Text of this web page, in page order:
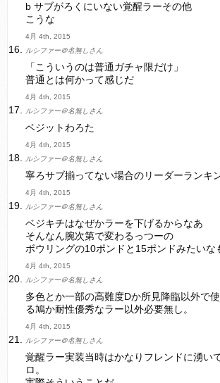
b サブがろくにいない覚醒ラーその他
こうな
4月 4th, 2015
ルシファー＠名無しさん
「こういうのは普通ガチャ限だけ」
普通とは何かって感じだ
4月 4th, 2015
ルシファー＠名無しさん
ベジットわろた
4月 4th, 2015
ルシファー＠名無しさん
寧ろサブ揃ってない場合のリーダーランキ
4月 4th, 2015
ルシファー＠名無しさん
ベジキチはなぜかラーを下げるからなあ
そんなん腕次第で変わるっつーの
ボウリングの10ポンドと15ポンドみたいな
4月 4th, 2015
ルシファー＠名無しさん
多色とか一部の高難度Dか所見降臨以外で
る鳩か耐性優秀なラー以外必要無し。
4月 4th, 2015
ルシファー＠名無しさん
覚醒ラー実装当時はかなりフレンドに湧い
ロ。